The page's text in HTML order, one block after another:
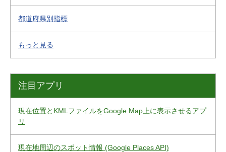
都道府県別指標
もっと見る
注目アプリ
現在位置とKMLファイルをGoogle Map上に表示させるアプ
リ
現在地周辺のスポット情報 (Google Places API)